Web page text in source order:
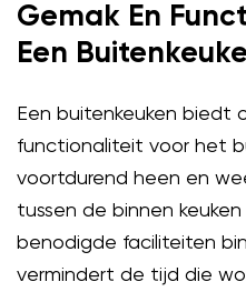
Gemak En
Een
Een buitenkeuken biedt
functionaliteit voor het
voortdurend heen en
tussen de binnen
benodigde faciliteiten
vermindert de tijd die